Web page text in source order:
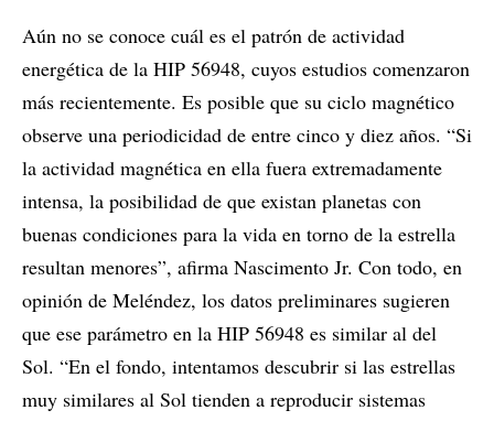
Aún no se conoce cuál es el patrón de actividad
energética de la HIP 56948, cuyos estudios comenzaron
más recientemente. Es posible que su ciclo magnético
observe una periodicidad de entre cinco y diez años. “Si
la actividad magnética en ella fuera extremadamente
intensa, la posibilidad de que existan planetas con
buenas condiciones para la vida en torno de la estrella
resultan menores”, afirma Nascimento Jr. Con todo, en
opinión de Meléndez, los datos preliminares sugieren
que ese parámetro en la HIP 56948 es similar al del
Sol. “En el fondo, intentamos descubrir si las estrellas
muy similares al Sol tienden a reproducir sistemas